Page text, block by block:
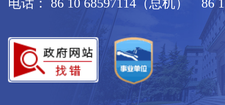
电话： 86 10 68597114（总机） 86